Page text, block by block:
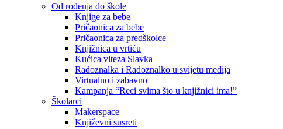
Od rođenja do škole
Knjige za bebe
Pričaonica za bebe
Pričaonica za predškolce
Knjižnica u vrtiću
Kućica viteza Slavka
Radoznalka i Radoznalko u svijetu medija
Virtualno i zabavno
Kampanja “Reci svima što u knjižnici ima!”
Školarci
Makerspace
Književni susreti